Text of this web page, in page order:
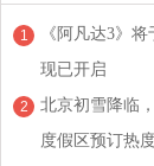
1
《阿凡达3》
现已开启
2
北京初雪降临
度假区预订热